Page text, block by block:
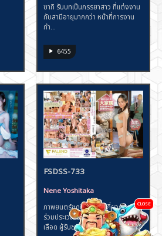
ซากิ รับบทเป็นภรรยาสาว ที่แต่งงาน
กับสามีอายุมากกว่า หน้าที่การงาน
กำ...
6455
FSDSS-733
Nene Yoshitaka
ภาพยนตร์ชุดนี้มีเนื้อหาเกี่ยวกับการ
ร่วมประเวณีระหว่างผู้ใกล้ชิดทางสาย
เลือด ผู้รับชมควรต้องมีอายุเกิน...
CLOSE